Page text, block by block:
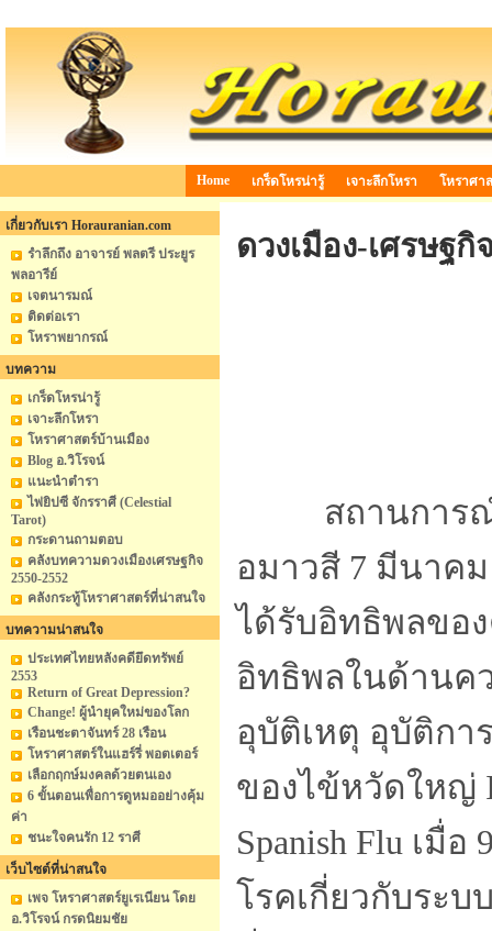
Home เกร็ดโหรน่ารู้ เจาะลึกโหรา โหราศา
เกี่ยวกับเรา Horauranian.com
รำลึกถึง อาจารย์ พลตรี ประยูร
พลอารีย์
เจตนารมณ์
ติดต่อเรา
โหราพยากรณ์
บทความ
เกร็ดโหรน่ารู้
เจาะลึกโหรา
โหราศาสตร์บ้านเมือง
Blog อ.วิโรจน์
แนะนำตำรา
ไพ่ยิปซี จักรราศี (Celestial
Tarot)
กระดานถามตอบ
คลังบทความดวงเมืองเศรษฐกิจ
2550-2552
คลังกระทู้โหราศาสตร์ที่น่าสนใจ
บทความน่าสนใจ
ประเทศไทยหลังคดียึดทรัพย์
2553
Return of Great Depression?
Change! ผู้นำยุคใหม่ของโลก
เรือนชะตาจันทร์ 28 เรือน
โหราศาสตร์ในแฮร์รี่ พอตเตอร์
เลือกฤกษ์มงคลด้วยตนเอง
6 ขั้นตอนเพื่อการดูหมออย่างคุ้ม
ค่า
ชนะใจคนรัก 12 ราศี
เว็บไซต์ที่น่าสนใจ
เพจ โหราศาสตร์ยูเรเนียน โดย
อ.วิโรจน์ กรดนิยมชัย
ดวงเมือง-เศรษฐ
สถานการณ์ข
อมาวสี 7 มีนาคม
ได้รับอิทธิพลขอ
อิทธิพลในด้านค
อุบัติเหตุ อุบัติก
ของไข้หวัดใหญ่
Spanish Flu เมื่
โรคเกี่ยวกับระ